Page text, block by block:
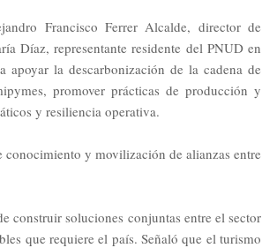
Francisco Ferrer Alcalde, director de
Díaz, representante residente del PNUD en
apoyar la descarbonización de la cadena de
promover prácticas de producción y
y resiliencia operativa.
y movilización de alianzas entre
construir soluciones conjuntas entre el sector
que requiere el país. Señaló que el turismo